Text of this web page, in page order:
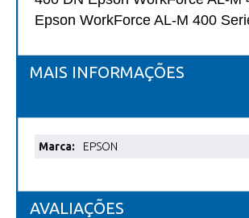
Epson WorkForce AL-M 400
MAIS INFORMAÇÕES
Mais
EPSON
AVALIAÇÕES